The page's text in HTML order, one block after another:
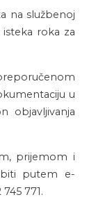
na službenoj
roka za
u
objavljivanja
prijemom i
putem e-
771.